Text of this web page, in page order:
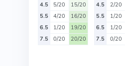
4.5
5/20
15/20
5.5
4/20
16/20
6.5
1/20
19/20
7.5
0/20 20/20
4.5
2/20
5.5
1/20
6.5
1/20
7.5
0/20